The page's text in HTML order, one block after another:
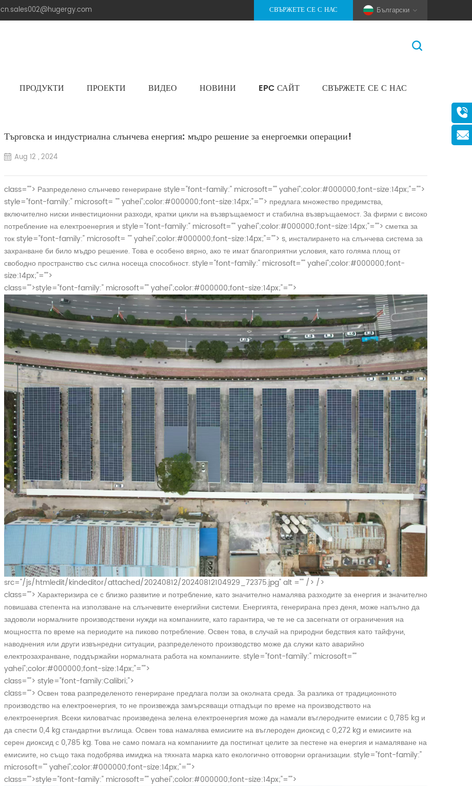
cn.sales002@hugergy.com Български
СВЪРЖЕТЕ СЕ С НАС
ПРОДУКТИ ПРОЕКТИ ВИДЕО НОВИНИ EPC САЙТ СВЪРЖЕТЕ СЕ С НАС
У Дома >
Търговска и индустриална слънчева енергия: мъдро решение за енергоемки операции!
Aug 12 , 2024
class=""> Разпределено слънчево генериране style="font-family:" microsoft="" yahei";color:#000000;font-size:14px;"="">
style="font-family:" microsoft= "" yahei";color:#000000;font-size:14px;"=""> предлага множество предимства,
включително ниски инвестиционни разходи, кратки цикли на възвръщаемост и стабилна възвръщаемост. За фирми с високо
потребление на електроенергия и style="font-family:" microsoft="" yahei";color:#000000;font-size:14px;"=""> сметка за
токstyle="font-family:" microsoft= "" yahei";color:#000000;font-size:14px;"=""> s, инсталирането на слънчева система за
захранване би било мъдро решение. Това е особено вярно, ако те имат благоприятни условия, като голяма площ от
свободно пространство със силна носеща способност.style="font-family:" microsoft="" yahei";color:#000000;font-
size:14px;"="">
class="">style="font-family:" microsoft="" yahei";color:#000000;font-size:14px;"="">
src="/js/htmledit/kindeditor/attached/20240812/20240812104929_72375.jpg" alt ="" /> />
class=""> Характеризира се с близко развитие и потребление, като значително намалява разходите за енергия и значително
повишава степента на използване на слънчевите енергийни системи. Енергията, генерирана през деня, може напълно да
задоволи нормалните производствени нужди на компаниите, като гарантира, че те не са засегнати от ограничения на
мощността по време на периодите на пиково потребление. Освен това, в случай на природни бедствия като тайфуни,
наводнения или други извънредни ситуации, разпределеното производство може да служи като аварийно
електрозахранване, поддържайки нормалната работа на компаниите.style="font-family:" microsoft=""
yahei";color:#000000;font-size:14px;"="">
class=""> style="font-family:Calibri;">
class=""> Освен това разпределеното генериране предлага ползи за околната среда. За разлика от традиционното
производство на електроенергия, то не произвежда замърсяващи отпадъци по време на производството на
електроенергия. Всеки киловатчас произведена зелена електроенергия може да намали въглеродните емисии с 0,785 kg и
да спести 0,4 kg стандартни въглища. Освен това намалява емисиите на въглероден диоксид с 0,272 kg и емисиите на
серен диоксид с 0,785 kg. Това не само помага на компаниите да постигнат целите за пестене на енергия и намаляване на
емисиите, но също така подобрява имиджа на тяхната марка като екологично отговорни организации.style="font-family:"
microsoft="" yahei";color:#000000;font-size:14px;"="">
class="">style="font-family:" microsoft="" yahei";color:#000000;font-size:14px;"="">